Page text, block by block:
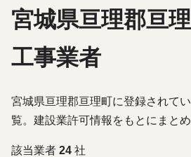
宮城県亘理郡亘
工事業者
宮城県亘理郡亘理町に登録されて
覧。建設業許可情報をもとにまとめ
該当業者 24 社